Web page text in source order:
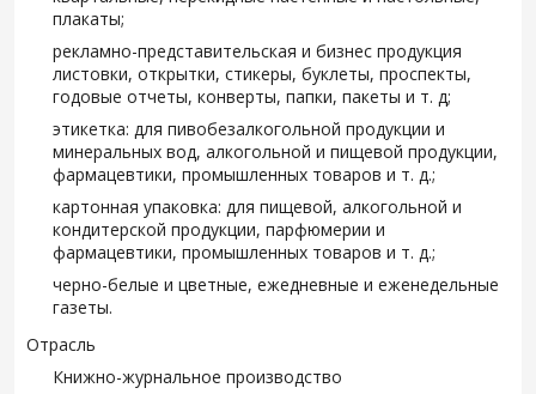
плакаты;
рекламно-представительская и бизнес продукция
листовки, открытки, стикеры, буклеты, проспекты,
годовые отчеты, конверты, папки, пакеты и т. д;
этикетка: для пивобезалкогольной продукции и
минеральных вод, алкогольной и пищевой продукции,
фармацевтики, промышленных товаров и т. д.;
картонная упаковка: для пищевой, алкогольной и
кондитерской продукции, парфюмерии и
фармацевтики, промышленных товаров и т. д.;
черно-белые и цветные, ежедневные и еженедельные
газеты.
Отрасль
Книжно-журнальное производство